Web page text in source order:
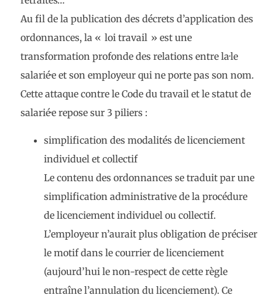
Au fil de la publication des décrets d’application des
ordonnances, la « loi travail » est une
transformation profonde des relations entre la·le
salarié·e et son employeur qui ne porte pas son nom.
Cette attaque contre le Code du travail et le statut de
salarié·e repose sur 3 piliers :
simplification des modalités de licenciement
individuel et collectif
Le contenu des ordonnances se traduit par une
simplification administrative de la procédure
de licenciement individuel ou collectif.
L’employeur n’aurait plus obligation de préciser
le motif dans le courrier de licenciement
(aujourd’hui le non-respect de cette règle
entraîne l’annulation du licenciement). Ce